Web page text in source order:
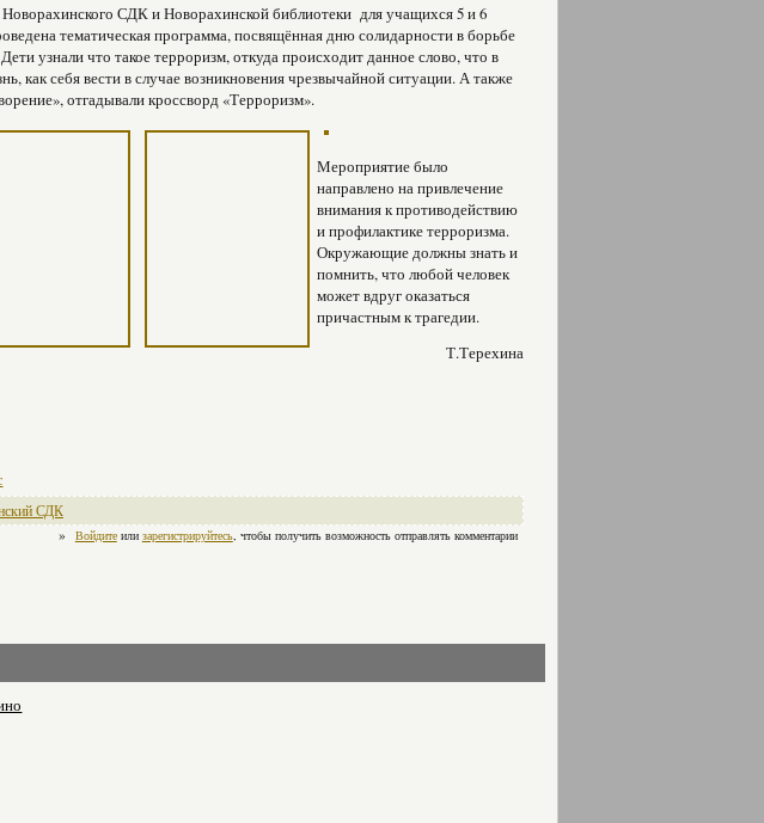
СДК и Новорахинской библиотеки для учащихся 5 и 6
тематическая программа, посвящённая дню солидарности в борьбе
узнали что такое терроризм, откуда происходит данное слово, что в
как себя вести в случае возникновения чрезвычайной ситуации. А также
отгадывали кроссворд «Терроризм».
Мероприятие было
направлено на привлечение
внимания к противодействию
и профилактике терроризма.
Окружающие должны знать и
помнить, что любой человек
может вдруг оказаться
причастным к трагедии.
Т.Терехина
СДК
»
Войдитеили зарегистрируйтесь, чтобы получить возможность отправлять комментарии